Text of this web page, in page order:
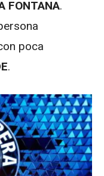
FONTANA.
poca
.